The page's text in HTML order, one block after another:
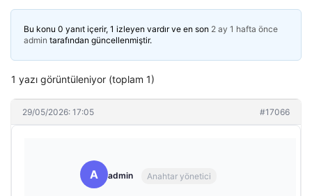
Bu konu 0 yanıt içerir, 1 izleyen vardır ve en son 2 ay 1 hafta önce
admin tarafından güncellenmiştir.
1 yazı görüntüleniyor (toplam 1)
29/05/2026: 17:05 #17066
A admin Anahtar yönetici